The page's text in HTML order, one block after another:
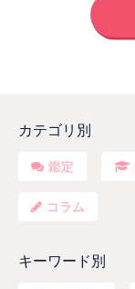
カテゴリ別
鑑定
コラム
キーワード別